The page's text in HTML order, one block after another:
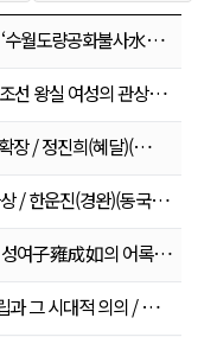
수월도량공화불사水月
선 왕실 여성의 관상염
장 / 정진희(혜달)(…
/ 한운진(경완)(동국
성여子雍成如의 어록
과 그 시대적 의의 / …